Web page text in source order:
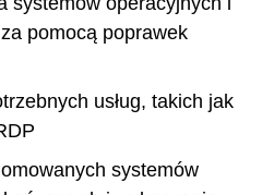
pomocą poprawek
usług, takich jak
systemów